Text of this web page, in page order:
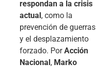
respondan a la crisis
actual, como la
prevención de guerras
y el desplazamiento
forzado. PorAcción
Nacional, Marko